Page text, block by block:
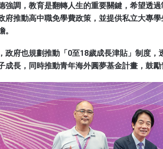
強調，教育是翻轉人生的重要關鍵，希望透
府推動高中職免學費政策，並提供私立大專
。
政府也規劃推動「0至18歲成長津貼」制度
成長，同時推動青年海外圓夢基金計畫，鼓勵